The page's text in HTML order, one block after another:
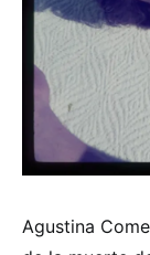
Agustina